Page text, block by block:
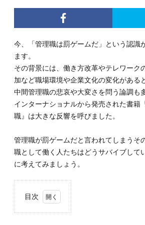
今、「管理職は罰ゲームだ」という認識
ます。
その背景には、働き方改革やテレワーク
加など職場環境や企業文化の変化がある
中間管理職の悲哀や大変さを問う論調も
インターナショナルから発売された書籍
職』は大きな反響を呼びました。
管理職が罰ゲームだと言われてしまうそ
職として働く人たちはどうサバイブして
に考えてみましょう。
目次
1.